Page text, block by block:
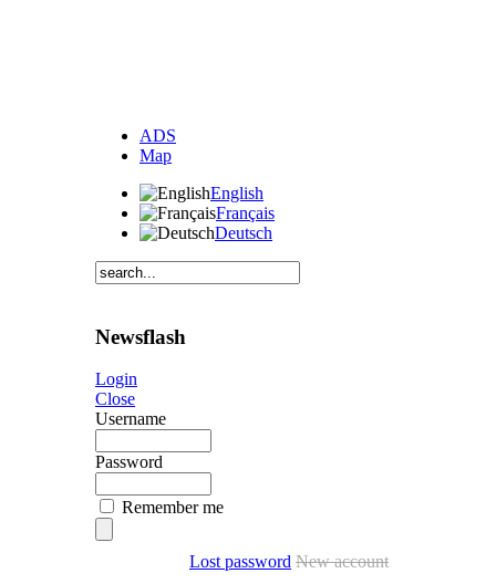
ADS
Map
English
Français
Deutsch
Newsflash
Login
Close
Username
Password
Remember me
Lost password New account